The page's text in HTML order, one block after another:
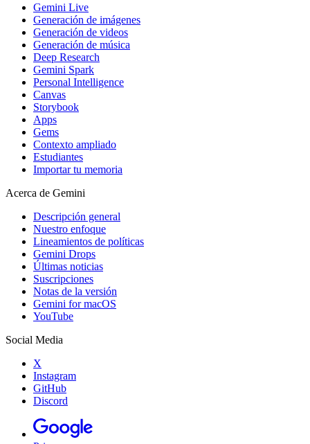
Gemini Live
Generación de imágenes
Generación de videos
Generación de música
Deep Research
Gemini Spark
Personal Intelligence
Canvas
Storybook
Apps
Gems
Contexto ampliado
Estudiantes
Importar tu memoria
Acerca de Gemini
Descripción general
Nuestro enfoque
Lineamientos de políticas
Gemini Drops
Últimas noticias
Suscripciones
Notas de la versión
Gemini for macOS
YouTube
Social Media
X
Instagram
GitHub
Discord